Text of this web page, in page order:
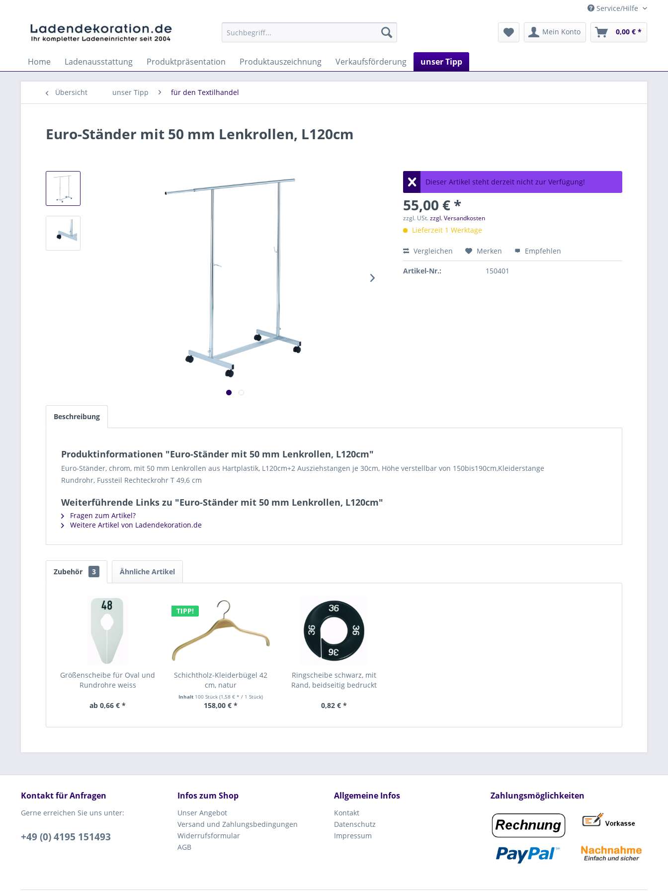
Service/Hilfe
Mein Konto 0,00 € *
Home Ladenausstattung Produktpräsentation Produktauszeichnung Verkaufsförderung unser Tipp
Übersicht unser Tipp für den Textilhandel
Euro-Ständer mit 50 mm Lenkrollen, L120cm
Dieser Artikel steht derzeit nicht zur Verfügung!
55,00 € *
zzgl. USt.zzgl. Versandkosten
Lieferzeit 1 Werktage
Vergleichen Merken Empfehlen
Artikel-Nr.: 150401
Beschreibung
Produktinformationen "Euro-Ständer mit 50 mm Lenkrollen, L120cm"
Euro-Ständer, chrom, mit 50 mm Lenkrollen aus Hartplastik, L120cm+2 Ausziehstangen je 30cm, Höhe verstellbar von 150bis190cm,Kleiderstange
Rundrohr, Fussteil Rechteckrohr T 49,6 cm
Weiterführende Links zu "Euro-Ständer mit 50 mm Lenkrollen, L120cm"
Fragen zum Artikel?
Weitere Artikel von Ladendekoration.de
Zubehör 3 Ähnliche Artikel
Größenscheibe für Oval und
Rundrohre weiss
ab 0,66 € *
TIPP!
Schichtholz-Kleiderbügel 42
cm, natur
Inhalt 100 Stück(1,58 € * / 1 Stück)
158,00 € *
Ringscheibe schwarz, mit
Rand, beidseitig bedruckt
0,82 € *
Kontakt für Anfragen
Gerne erreichen Sie uns unter:
+49 (0) 4195 151493
Infos zum Shop
Unser Angebot
Versand und Zahlungsbedingungen
Widerrufsformular
AGB
Allgemeine Infos
Kontakt
Datenschutz
Impressum
Zahlungsmöglichkeiten